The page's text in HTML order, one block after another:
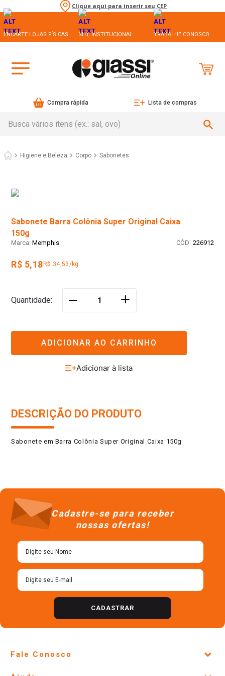
Clique aqui para inserir seu CEP
ENCARTE LOJAS FÍSICAS SITE INSTITUCIONAL TRABALHE CONOSCO
Compra rápida Lista de compras
Higiene e Beleza Corpo Sabonetes
Sabonete Barra Colônia Super Original Caixa
150g
Memphis : 226912
R$ 5,18 R$ 34,53/kg
Quantidade ＋
ADICIONAR AO CARRINHO
DESCRIÇÃO DO PRODUTO
Sabonete em Barra Colônia Super Original Caixa 150g
Cadastre-se para receber
nossas ofertas!
CADASTRAR
Fale Conosco